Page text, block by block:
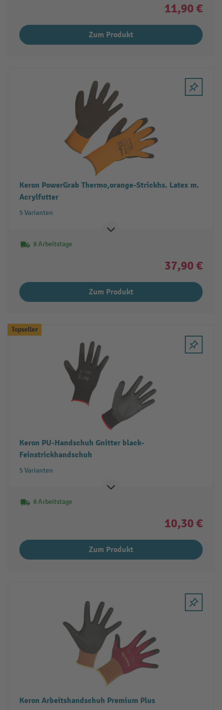
11,90 €
Zum Produkt
Keron PowerGrab Thermo,orange-Strickhs. Latex m.
Acrylfutter
5 Varianten
8 Arbeitstage
37,90 €
Zum Produkt
Topseller
Keron PU-Handschuh Gnitter black-
Feinstrickhandschuh
5 Varianten
8 Arbeitstage
10,30 €
Zum Produkt
Keron Arbeitshandschuh Premium Plus